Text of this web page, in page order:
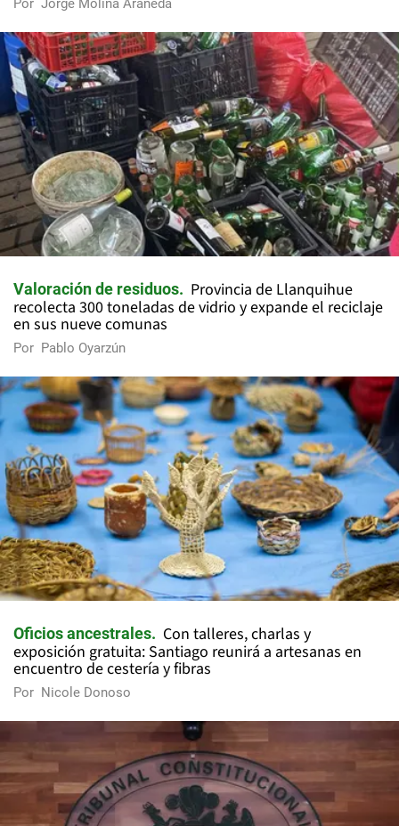
Por Jorge Molina Araneda
Valoración de residuos
Provincia de Llanquihue
recolecta 300 toneladas de vidrio y expande el reciclaje
en sus nueve comunas
Por Pablo Oyarzún
Oficios ancestrales
Con talleres, charlas y
exposición gratuita: Santiago reunirá a artesanas en
encuentro de cestería y fibras
Por Nicole Donoso